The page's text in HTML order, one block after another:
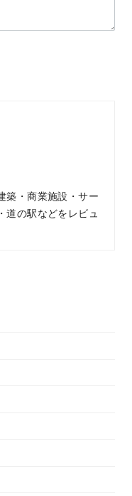
築・商業施設・サー
道の駅などをレビュ